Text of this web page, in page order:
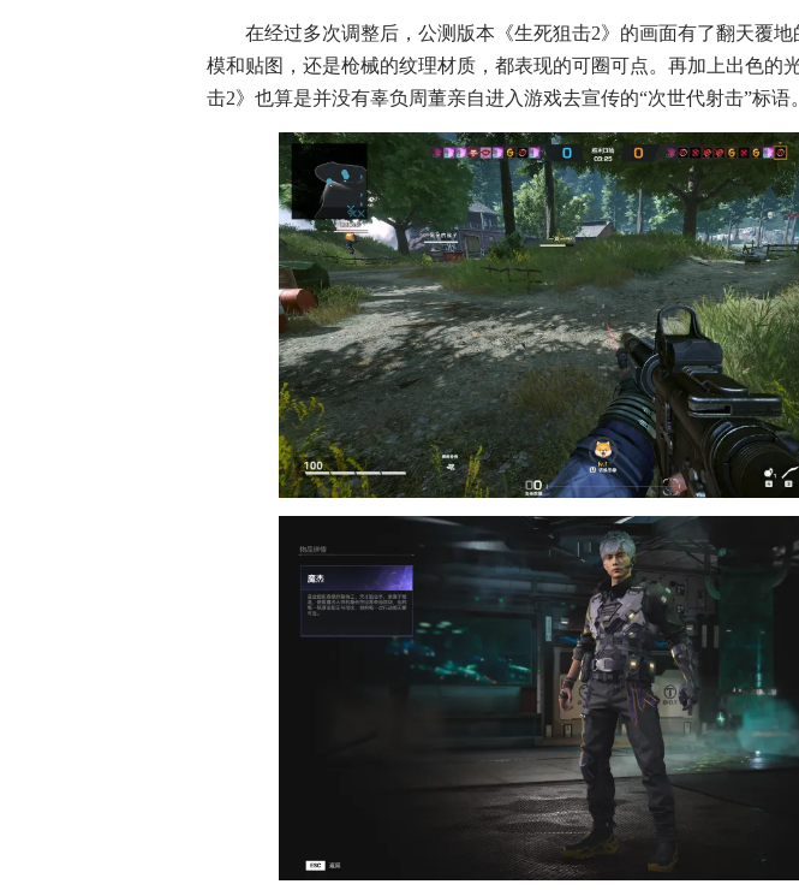
在经过多次调整后，公测版本《生死狙击2》的画面有了翻天覆
模和贴图，还是枪械的纹理材质，都表现的可圈可点。再加上出色的
击2》也算是并没有辜负周董亲自进入游戏去宣传的“次世代射击”标语。